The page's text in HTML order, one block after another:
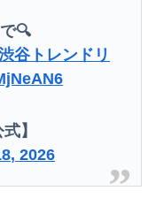
🔍
谷トレンドリ
】
2026